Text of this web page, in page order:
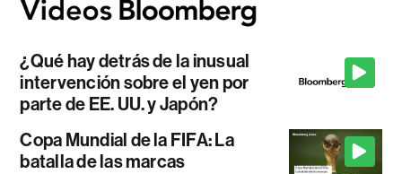
¿Qué hay detrás de la inusual
intervención sobre el yen por
parte de EE. UU. y Japón?
Copa Mundial de la FIFA: La
batalla de las marcas